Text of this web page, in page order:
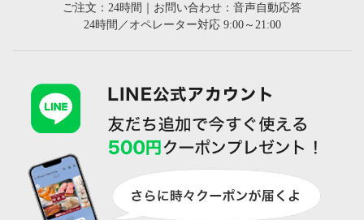
ご注文：24時間｜お問い合わせ：音声自動応答
24時間／オペレーター対応 9:00～21:00